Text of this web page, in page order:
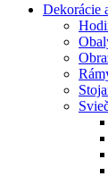
Dekorácie